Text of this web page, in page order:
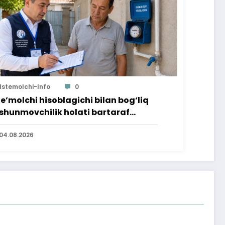
Info 0
hisoblagichi bilan bog‘liq
holati bartaraf